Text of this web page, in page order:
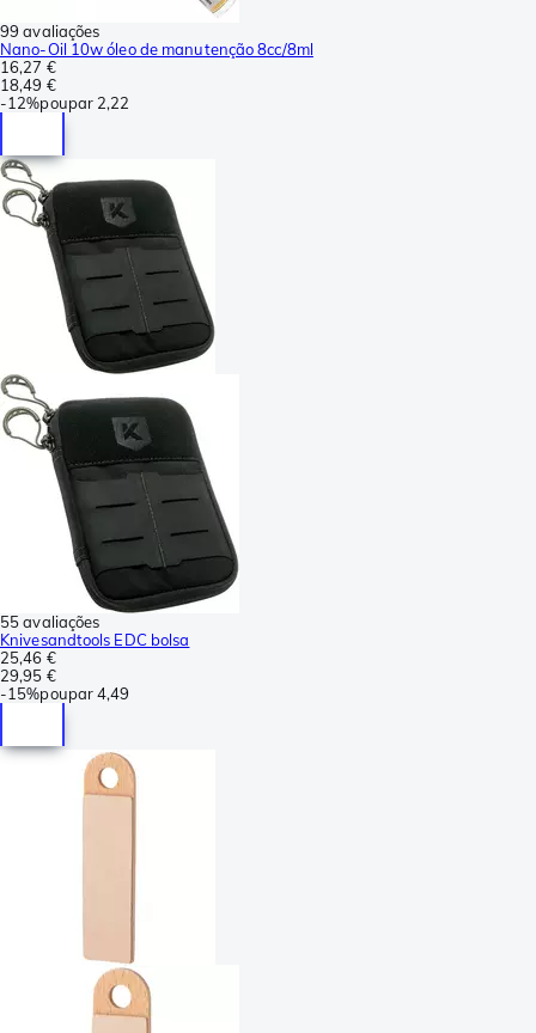
99 avaliações
Nano-Oil 10w óleo de manutenção 8cc/8ml
16,27 €
18,49 €
-12%poupar 2,22
55 avaliações
Knivesandtools EDC bolsa
25,46 €
29,95 €
-15%poupar4,49